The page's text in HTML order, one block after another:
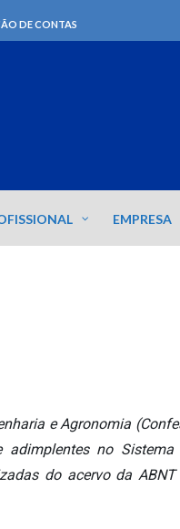
DE CONTAS
EMPRESA
e Agronomia
no
do acervo da